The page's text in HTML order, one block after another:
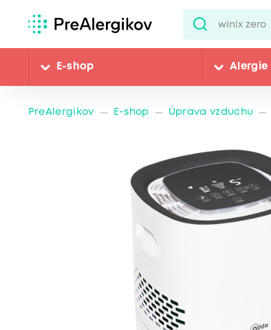
E-shop Alergie
PreAlergikov E-shop Úprava vzduchu